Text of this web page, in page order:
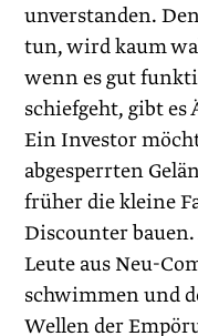
unverstanden.
tun, wird kaum
wenn es gut
schiefgeht, gibt es
Ein Investor
abgesperrten
früher die kleine
Discounter
Leute aus Neu-
schwimmen und
Wellen der